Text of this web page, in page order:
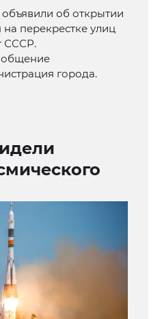
об открытии
перекрестке улиц
СССР.
города.